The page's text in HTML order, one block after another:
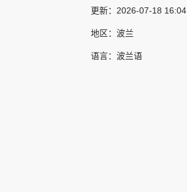
更新： 2026-07-18 16:04
地区： 波兰
语言： 波兰语